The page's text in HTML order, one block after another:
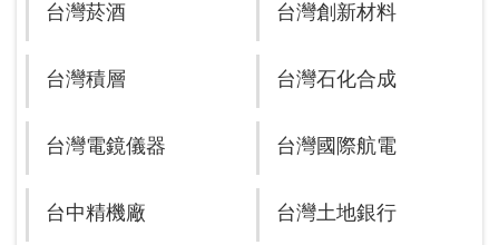
台灣菸酒 台灣創新材料
台灣積層 台灣石化合成
台灣電鏡儀器 台灣國際航電
台中精機廠 台灣土地銀行